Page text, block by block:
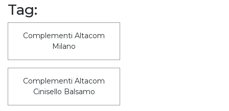
Tag:
Complementi Altacom
Milano
Complementi Altacom
Cinisello Balsamo